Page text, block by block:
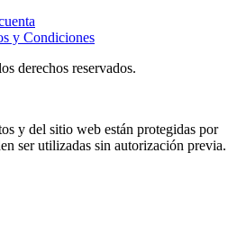
y Condiciones
derechos reservados.
y del sitio web están protegidas por
ser utilizadas sin autorización previa.